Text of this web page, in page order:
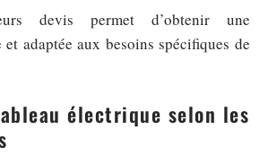
devis permet d’obtenir une
adaptée aux besoins spécifiques de
électrique selon les